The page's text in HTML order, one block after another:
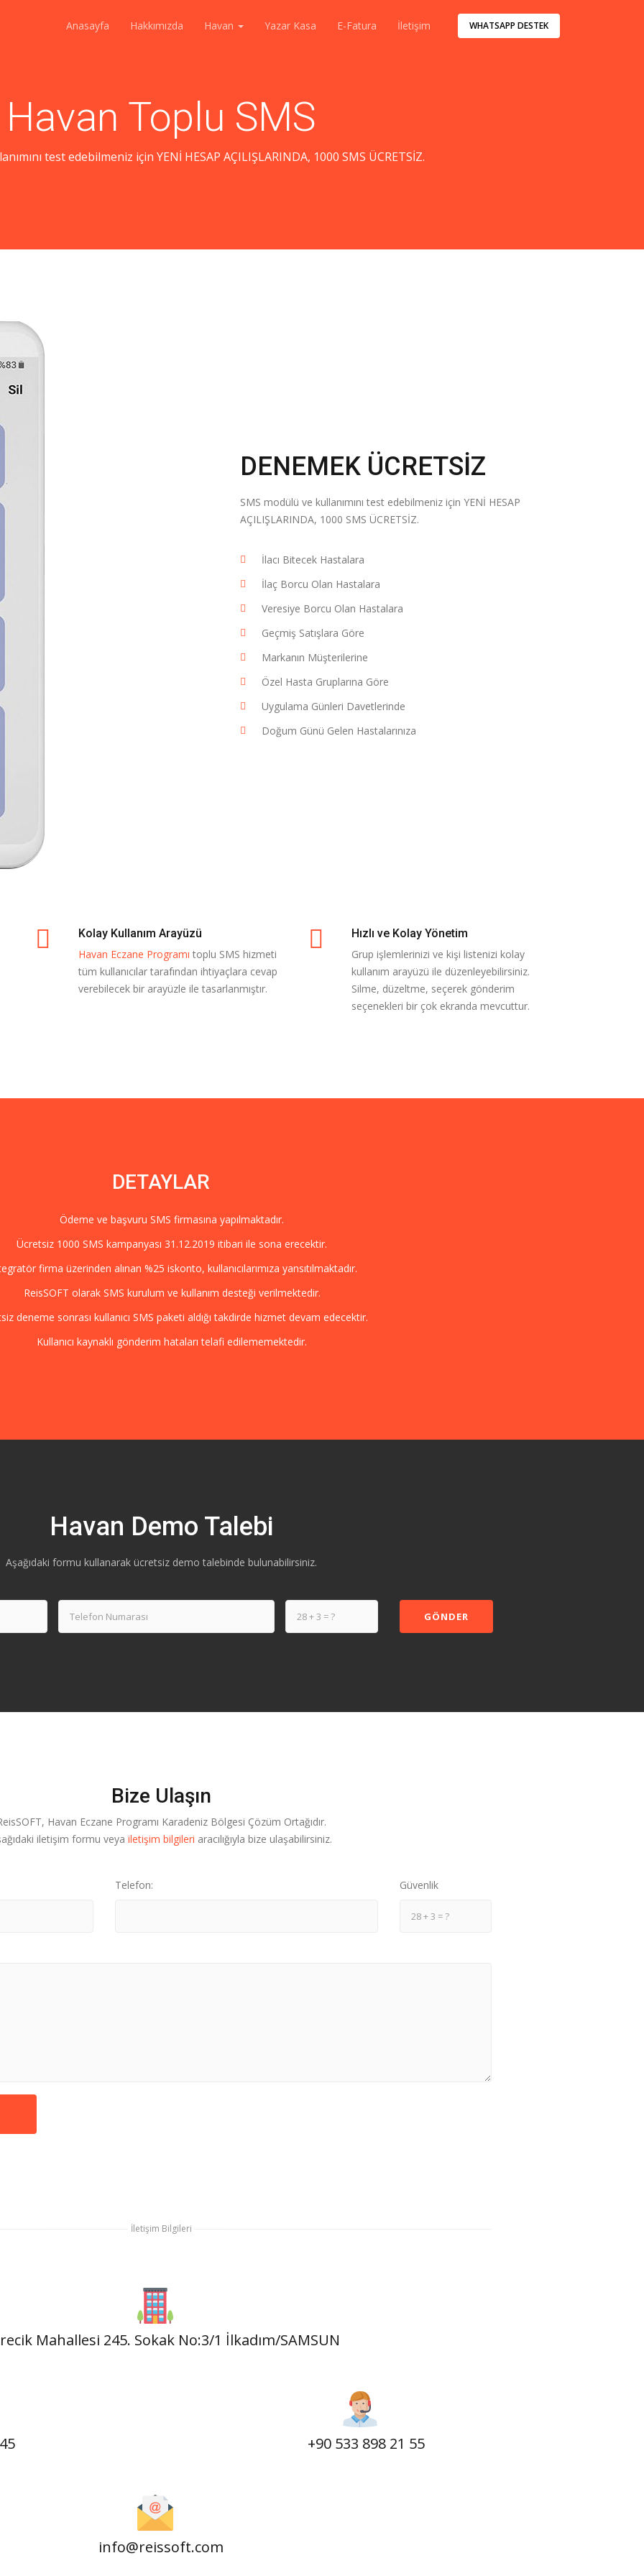
Anasayfa Hakkımızda Havan Yazar Kasa E-Fatura İletişim WHATSAPP DESTEK
Havan Toplu SMS
test edebilmeniz için YENİ HESAP AÇILIŞLARINDA, 1000 SMS ÜCRETSİZ.
DENEMEK ÜCRETSİZ
SMS modülü ve kullanımını test edebilmeniz için YENİ HESAP
AÇILIŞLARINDA, 1000 SMS ÜCRETSİZ.
İlacı Bitecek Hastalara
İlaç Borcu Olan Hastalara
Veresiye Borcu Olan Hastalara
Geçmiş Satışlara Göre
Markanın Müşterilerine
Özel Hasta Gruplarına Göre
Uygulama Günleri Davetlerinde
Doğum Günü Gelen Hastalarınıza
Kolay Kullanım Arayüzü
Havan Eczane Programı toplu SMS hizmeti
tüm kullanıcılar tarafından ihtiyaçlara cevap
verebilecek bir arayüzle ile tasarlanmıştır.
Hızlı ve Kolay Yönetim
Grup işlemlerinizi ve kişi listenizi kolay
kullanım arayüzü ile düzenleyebilirsiniz.
Silme, düzeltme, seçerek gönderim
seçenekleri bir çok ekranda mevcuttur.
DETAYLAR
Ödeme ve başvuru SMS firmasına yapılmaktadır.
Ücretsiz 1000 SMS kampanyası 31.12.2019 itibari ile sona erecektir.
firma üzerinden alınan %25 iskonto, kullanıcılarımıza yansıtılmaktadır.
ReisSOFT olarak SMS kurulum ve kullanım desteği verilmektedir.
deneme sonrası kullanıcı SMS paketi aldığı takdirde hizmet devam edecektir.
Kullanıcı kaynaklı gönderim hataları telafi edilememektedir.
Havan Demo Talebi
Aşağıdaki formu kullanarak ücretsiz demo talebinde bulunabilirsiniz.
Bize Ulaşın
Havan Eczane Programı Karadeniz Bölgesi Çözüm Ortağıdır.
iletişim formu veya iletişim bilgileri aracılığıyla bize ulaşabilirsiniz.
Telefon: Güvenlik
İletişim Bilgileri
Mahallesi 245. Sokak No:3/1 İlkadım/SAMSUN
+90 533 898 21 55
info@reissoft.com